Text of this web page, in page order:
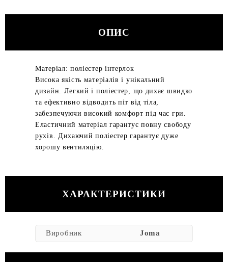
ОПИС
Матеріал: поліестер інтерлок
Висока якість матеріалів і унікальний
дизайн. Легкий і поліестер, що дихає швидко
та ефективно відводить піт від тіла,
забезпечуючи високий комфорт під час гри.
Еластичний матеріал гарантує повну свободу
рухів. Дихаючий поліестер гарантує дуже
хорошу вентиляцію.
ХАРАКТЕРИСТИКИ
Виробник Joma